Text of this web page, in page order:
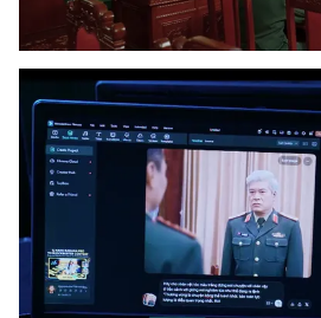
Video
VTV Money VTV
VTV Sức khoẻ Bất
Thị trường 24h Tấm
VTV4 Vươn